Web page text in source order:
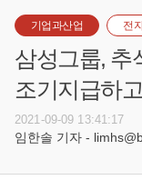
기업과산업 전
삼성그룹, 추
조기지급하
2021-09-09 13:41:17
임한솔 기자 -